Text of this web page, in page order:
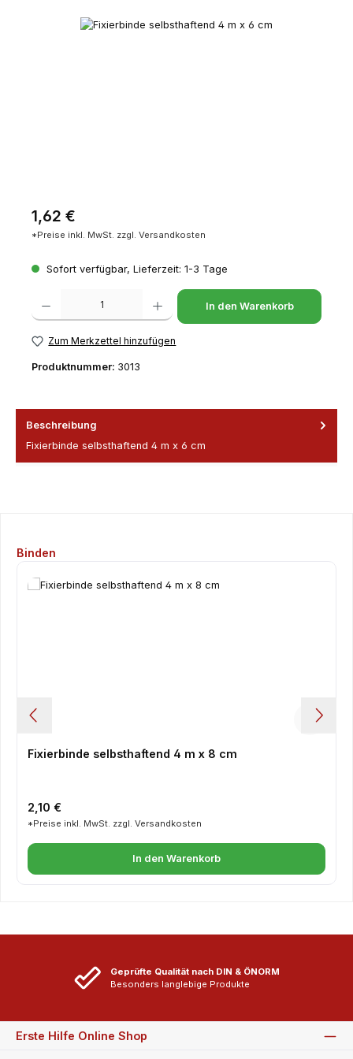
Bildergalerie überspringen
Regulärer Preis:
1,62 €
*Preise inkl. MwSt. zzgl. Versandkosten
Sofort verfügbar, Lieferzeit: 1-3 Tage
Produkt Anzahl: Gib den gewünschten Wert ein oder benutze die
In den Warenkorb
Zum Merkzettel hinzufügen
Produktnummer: 3013
Beschreibung
Fixierbinde selbsthaftend 4 m x 6 cm
Produktgalerie überspringen
Binden
Fixierbinde selbsthaftend 4 m x 8 cm
Regulärer Preis:
2,10 €
*Preise inkl. MwSt. zzgl. Versandkosten
In den Warenkorb
Geprüfte Qualität nach DIN & ÖNORM
Besonders langlebige Produkte
Erste Hilfe Online Shop